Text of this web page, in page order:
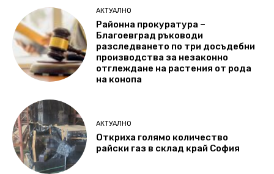
АКТУАЛНО
Районна прокуратура –
Благоевград ръководи
разследването по три досъдебни
производства за незаконно
отглеждане на растения от рода
на конопа
АКТУАЛНО
Откриха голямо количество
райски газ в склад край София